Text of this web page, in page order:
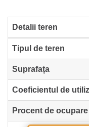
Detalii teren
Tipul de teren
Suprafața
Coeficientul de
Procent de ocupare